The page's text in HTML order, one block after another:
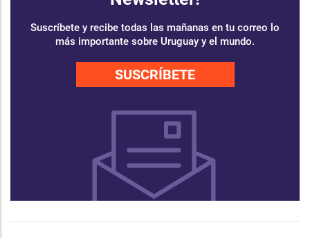
Suscríbete y recibe todas las mañanas en tu correo lo
más importante sobre Uruguay y el mundo.
SUSCRÍBETE